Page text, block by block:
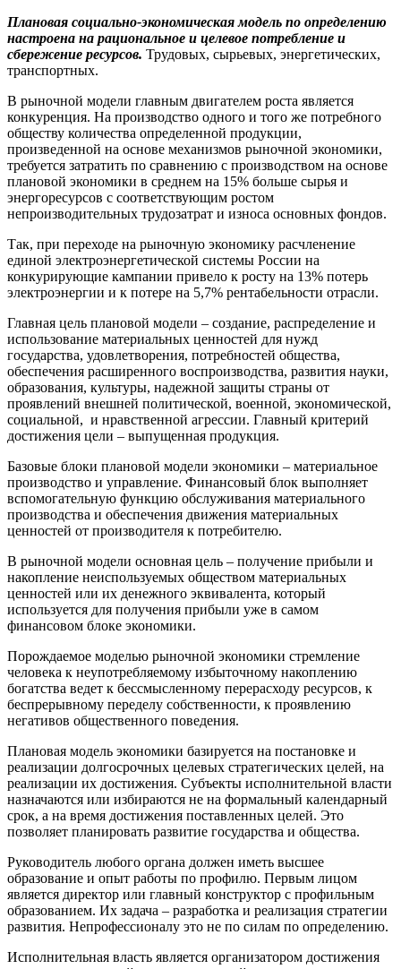
Плановая социально-экономическая модель по определению
настроена на рациональное и целевое потребление и
сбережение ресурсов. Трудовых, сырьевых, энергетических,
транспортных.
В рыночной модели главным двигателем роста является
конкуренция. На производство одного и того же потребного
обществу количества определенной продукции,
произведенной на основе механизмов рыночной экономики,
требуется затратить по сравнению с производством на основе
плановой экономики в среднем на 15% больше сырья и
энергоресурсов с соответствующим ростом
непроизводительных трудозатрат и износа основных фондов.
Так, при переходе на рыночную экономику расчленение
единой электроэнергетической системы России на
конкурирующие кампании привело к росту на 13% потерь
электроэнергии и к потере на 5,7% рентабельности отрасли.
Главная цель плановой модели – создание, распределение и
использование материальных ценностей для нужд
государства, удовлетворения, потребностей общества,
обеспечения расширенного воспроизводства, развития науки,
образования, культуры, надежной защиты страны от
проявлений внешней политической, военной, экономической,
социальной, и нравственной агрессии. Главный критерий
достижения цели – выпущенная продукция.
Базовые блоки плановой модели экономики – материальное
производство и управление. Финансовый блок выполняет
вспомогательную функцию обслуживания материального
производства и обеспечения движения материальных
ценностей от производителя к потребителю.
В рыночной модели основная цель – получение прибыли и
накопление неиспользуемых обществом материальных
ценностей или их денежного эквивалента, который
используется для получения прибыли уже в самом
финансовом блоке экономики.
Порождаемое моделью рыночной экономики стремление
человека к неупотребляемому избыточному накоплению
богатства ведет к бессмысленному перерасходу ресурсов, к
беспрерывному переделу собственности, к проявлению
негативов общественного поведения.
Плановая модель экономики базируется на постановке и
реализации долгосрочных целевых стратегических целей, на
реализации их достижения. Субъекты исполнительной власти
назначаются или избираются не на формальный календарный
срок, а на время достижения поставленных целей. Это
позволяет планировать развитие государства и общества.
Руководитель любого органа должен иметь высшее
образование и опыт работы по профилю. Первым лицом
является директор или главный конструктор с профильным
образованием. Их задача – разработка и реализация стратегии
развития. Непрофессионалу это не по силам по определению.
Исполнительная власть является организатором достижения